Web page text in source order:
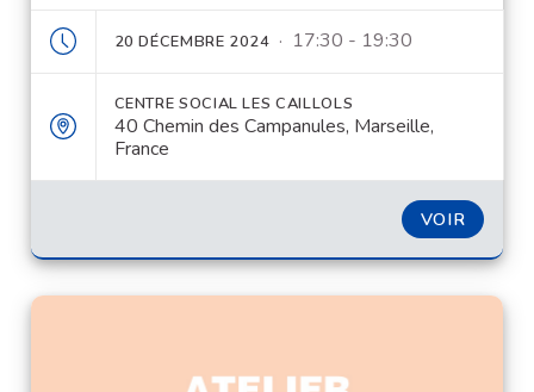
20 DÉCEMBRE 2024 · 17:30 - 19:30
CENTRE SOCIAL LES CAILLOLS
40 Chemin des Campanules, Marseille,
France
VOIR